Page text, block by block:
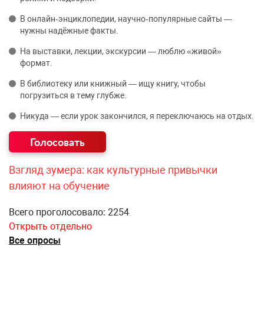
В онлайн‑энциклопедии, научно‑популярные сайты —
нужны надёжные факты.
На выставки, лекции, экскурсии — люблю «живой»
формат.
В библиотеку или книжный — ищу книгу, чтобы
погрузиться в тему глубже.
Никуда — если урок закончился, я переключаюсь на отдых.
Взгляд зумера: как культурные привычки
влияют на обучение
Всего проголосовало: 2254
Открыть отдельно
Все опросы